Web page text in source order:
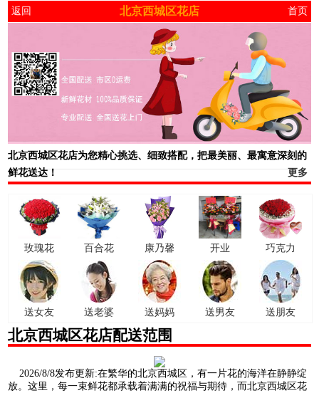
返回 北京西城区花店 首页
北京西城区花店为您精心挑选、细致搭配，把最美丽、最寓意深刻的
鲜花送达！
更多
玫瑰花 百合花 康乃馨 开业 巧克力
送女友 送老婆 送妈妈 送男友 送朋友
北京西城区花店配送范围
2026/8/8发布更新:在繁华的北京西城区，有一片花的海洋在静静绽
放。这里，每一束鲜花都承载着满满的祝福与期待，而北京西城区花